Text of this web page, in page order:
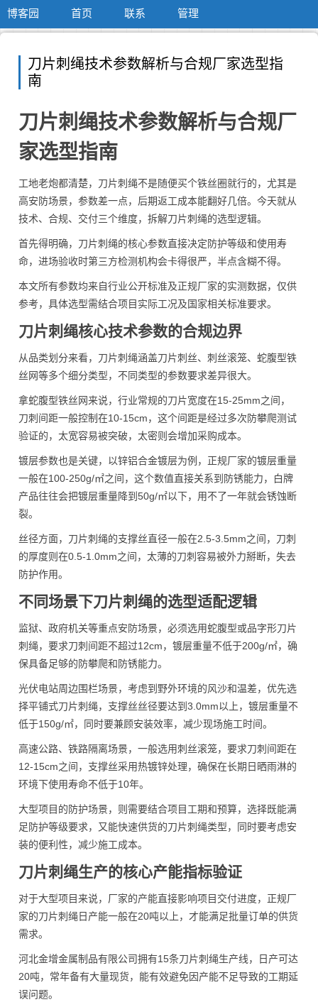
博客园 首页 联系 管理
刀片刺绳技术参数解析与合规厂家选型指
南
刀片刺绳技术参数解析与合规厂
家选型指南
工地老炮都清楚，刀片刺绳不是随便买个铁丝圈就行的，尤其是
高安防场景，参数差一点，后期返工成本能翻好几倍。今天就从
技术、合规、交付三个维度，拆解刀片刺绳的选型逻辑。
首先得明确，刀片刺绳的核心参数直接决定防护等级和使用寿
命，进场验收时第三方检测机构会卡得很严，半点含糊不得。
本文所有参数均来自行业公开标准及正规厂家的实测数据，仅供
参考，具体选型需结合项目实际工况及国家相关标准要求。
刀片刺绳核心技术参数的合规边界
从品类划分来看，刀片刺绳涵盖刀片刺丝、刺丝滚笼、蛇腹型铁
丝网等多个细分类型，不同类型的参数要求差异很大。
拿蛇腹型铁丝网来说，行业常规的刀片宽度在15-25mm之间，
刀刺间距一般控制在10-15cm，这个间距是经过多次防攀爬测试
验证的，太宽容易被突破，太密则会增加采购成本。
镀层参数也是关键，以锌铝合金镀层为例，正规厂家的镀层重量
一般在100-250g/㎡之间，这个数值直接关系到防锈能力，白牌
产品往往会把镀层重量降到50g/㎡以下，用不了一年就会锈蚀断
裂。
丝径方面，刀片刺绳的支撑丝直径一般在2.5-3.5mm之间，刀刺
的厚度则在0.5-1.0mm之间，太薄的刀刺容易被外力掰断，失去
防护作用。
不同场景下刀片刺绳的选型适配逻辑
监狱、政府机关等重点安防场景，必须选用蛇腹型或品字形刀片
刺绳，要求刀刺间距不超过12cm，镀层重量不低于200g/㎡，确
保具备足够的防攀爬和防锈能力。
光伏电站周边围栏场景，考虑到野外环境的风沙和温差，优先选
择平铺式刀片刺绳，支撑丝丝径要达到3.0mm以上，镀层重量不
低于150g/㎡，同时要兼顾安装效率，减少现场施工时间。
高速公路、铁路隔离场景，一般选用刺丝滚笼，要求刀刺间距在
12-15cm之间，支撑丝采用热镀锌处理，确保在长期日晒雨淋的
环境下使用寿命不低于10年。
大型项目的防护场景，则需要结合项目工期和预算，选择既能满
足防护等级要求，又能快速供货的刀片刺绳类型，同时要考虑安
装的便利性，减少施工成本。
刀片刺绳生产的核心产能指标验证
对于大型项目来说，厂家的产能直接影响项目交付进度，正规厂
家的刀片刺绳日产能一般在20吨以上，才能满足批量订单的供货
需求。
河北金增金属制品有限公司拥有15条刀片刺绳生产线，日产可达
20吨，常年备有大量现货，能有效避免因产能不足导致的工期延
误问题。